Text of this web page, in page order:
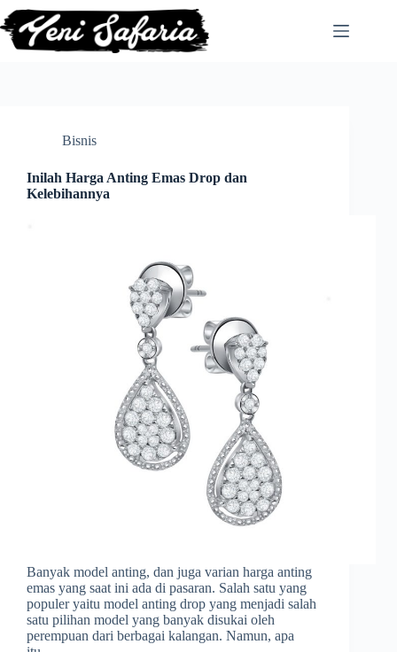
Skip
to
content
Bisnis
Inilah Harga Anting Emas Drop dan
Kelebihannya
Banyak model anting, dan juga varian harga anting
emas yang saat ini ada di pasaran. Salah satu yang
populer yaitu model anting drop yang menjadi salah
satu pilihan model yang banyak disukai oleh
perempuan dari berbagai kalangan. Namun, apa